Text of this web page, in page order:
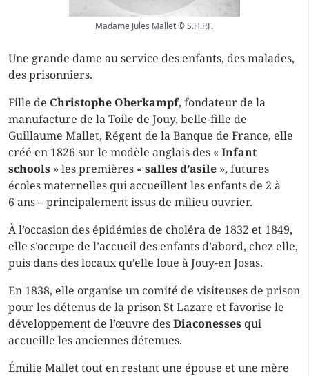
Madame Jules Mallet © S.H.P.F.
Une grande dame au service des enfants, des malades,
des prisonniers.
Fille de Christophe Oberkampf, fondateur de la
manufacture de la Toile de Jouy, belle-fille de
Guillaume Mallet, Régent de la Banque de France, elle
créé en 1826 sur le modèle anglais des « Infant
schools » les premières « salles d’asile », futures
écoles maternelles qui accueillent les enfants de 2 à
6 ans – principalement issus de milieu ouvrier.
À l’occasion des épidémies de choléra de 1832 et 1849,
elle s’occupe de l’accueil des enfants d’abord, chez elle,
puis dans des locaux qu’elle loue à Jouy-en Josas.
En 1838, elle organise un comité de visiteuses de prison
pour les détenus de la prison St Lazare et favorise le
développement de l’œuvre desDiaconesses qui
accueille les anciennes détenues.
Émilie Mallet tout en restant une épouse et une mère